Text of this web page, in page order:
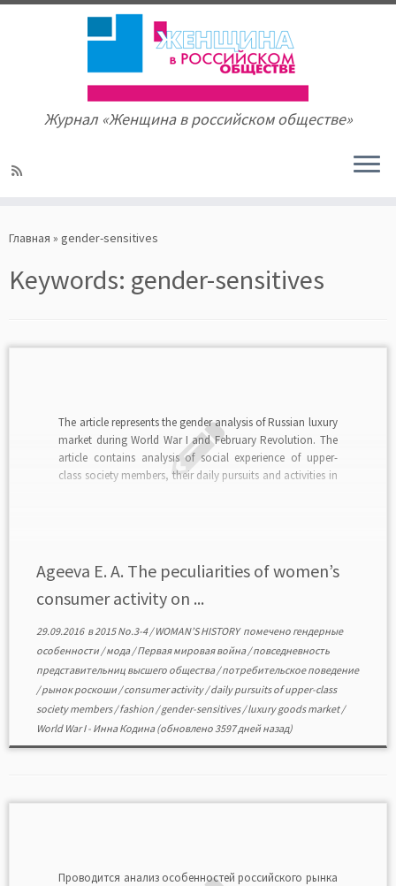
to
Журнал «Женщина в российском обществе»
Главная » gender-sensitives
Keywords: gender-sensitives
The article represents the gender analysis of Russian luxury
market during World War I and February Revolution. The
article contains analysis of social experience of upper-
class society members, their daily pursuits and activities in
Ageeva E. A. The peculiarities of women’s
consumer activity on ...
29.09.2016в2015 No.3-4/WOMAN’S HISTORYпомечено гендерные
особенности /мода/Первая мировая война/повседневность
представительниц высшего общества/потребительское поведение
/рынок роскоши /consumer activity/daily pursuits of upper-class
society members/fashion /gender-sensitives/luxury goods market/
World War I- Инна Кодина(обновлено 3597 дней назад)
Проводится анализ особенностей российского рынка